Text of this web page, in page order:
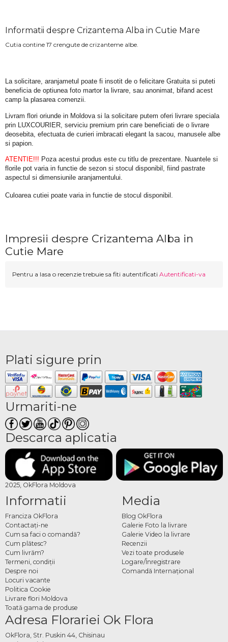
Informatii despre Crizantema Alba in Cutie Mare
Cutia contine 17 crengute de crizanteme albe.
La solicitare, aranjametul poate fi insotit de o felicitare Gratuita si puteti
beneficia de optiunea foto martor la livrare, sau anonimat, bifand acest
camp la plasarea comenzii.
Livram flori oriunde in Moldova si la solicitare putem oferi livrare speciala
prin LUXCOURIER, serviciu premium prin care beneficiati de o livrare
deosebita, efectuata de curieri imbracati elegant la sacou, manusele albe
si papion.
ATENTIE!!! Poza acestui produs este cu titlu de prezentare. Nuantele si
florile pot varia in functie de sezon si stocul disponibil, fiind pastrate
aspectul si dimensiunile aranjamentului.
Culoarea cutiei poate varia in functie de stocul disponibil.
Impresii despre Crizantema Alba in
Cutie Mare
Pentru a lasa o recenzie trebuie sa fiti autentificati Autentificati-va
Plati sigure prin
Urmariti-ne
Descarca aplicatia
2025, OkFlora Moldova
Informatii
Franciza OkFlora
Contactaţi-ne
Cum sa faci o comandă?
Cum plătesc?
Cum livrăm?
Termeni, condiţii
Despre noi
Locuri vacante
Politica Cookie
Livrare flori Moldova
Toată gama de produse
Media
Blog OkFlora
Galerie Foto la livrare
Galerie Video la livrare
Recenzii
Vezi toate produsele
Logare/Înregistrare
Comandă Internațional
Adresa Florariei Ok Flora
OkFlora, Str. Puskin 44, Chisinau